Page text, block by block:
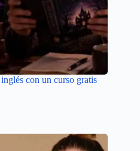
con un curso gratis